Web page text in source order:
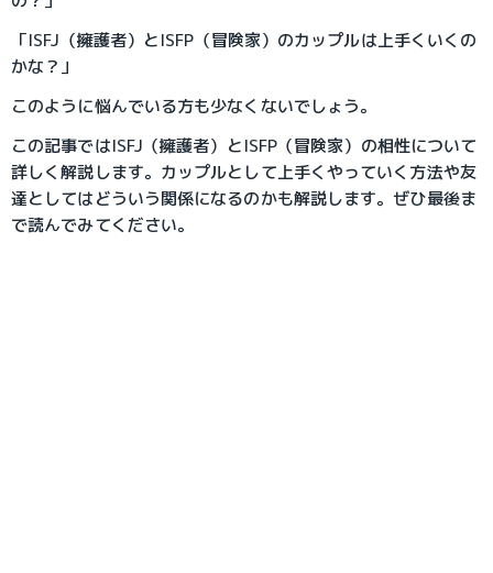
「ISFJ（擁護者）とISFP（冒険家）のカップルは上手くいくの
かな？」
このように悩んでいる方も少なくないでしょう。
この記事ではISFJ（擁護者）とISFP（冒険家）の相性について
詳しく解説します。カップルとして上手くやっていく方法や友
達としてはどういう関係になるのかも解説します。ぜひ最後ま
で読んでみてください。